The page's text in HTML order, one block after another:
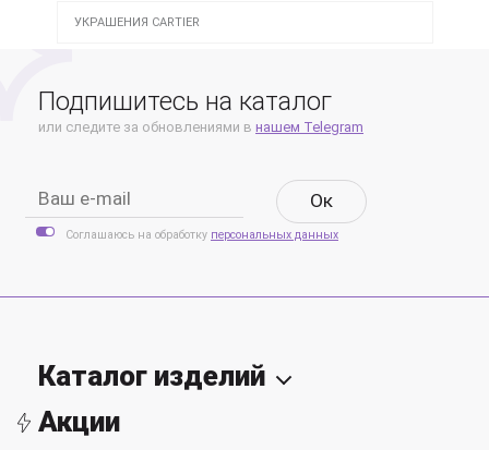
УКРАШЕНИЯ CARTIER
Подпишитесь на каталог
или следите за обновлениями в нашем Telegram
Oк
Соглашаюсь на обработку персональных данных
Каталог изделий
Акции